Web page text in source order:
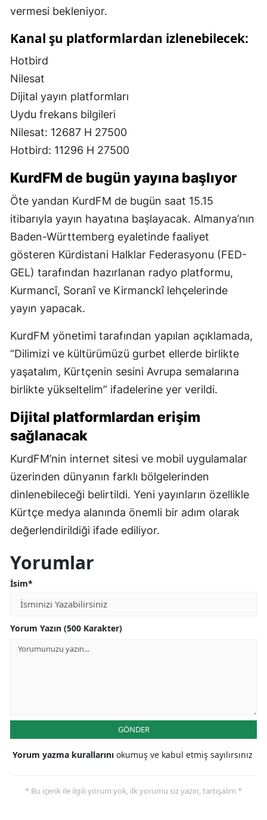
vermesi bekleniyor.
Kanal şu platformlardan izlenebilecek:
Hotbird
Nilesat
Dijital yayın platformları
Uydu frekans bilgileri
Nilesat: 12687 H 27500
Hotbird: 11296 H 27500
KurdFM de bugün yayına başlıyor
Öte yandan KurdFM de bugün saat 15.15
itibarıyla yayın hayatına başlayacak. Almanya’nın
Baden-Württemberg eyaletinde faaliyet
gösteren Kürdistani Halklar Federasyonu (FED-
GEL) tarafından hazırlanan radyo platformu,
Kurmancî, Soranî ve Kirmanckî lehçelerinde
yayın yapacak.
KurdFM yönetimi tarafından yapılan açıklamada,
“Dilimizi ve kültürümüzü gurbet ellerde birlikte
yaşatalım, Kürtçenin sesini Avrupa semalarına
birlikte yükseltelim” ifadelerine yer verildi.
Dijital platformlardan erişim
sağlanacak
KurdFM’nin internet sitesi ve mobil uygulamalar
üzerinden dünyanın farklı bölgelerinden
dinlenebileceği belirtildi. Yeni yayınların özellikle
Kürtçe medya alanında önemli bir adım olarak
değerlendirildiği ifade ediliyor.
Yorumlar
İsim*
Yorum Yazın (500 Karakter)
GÖNDER
Yorum yazma kurallarını okumuş ve kabul etmiş sayılırsınız
* Bu içerik ile ilgili yorum yok, ilk yorumu siz yazın, tartışalım *